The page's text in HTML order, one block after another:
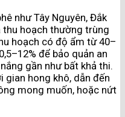
như Tây Nguyên, Đắk
thu hoạch thường trùng
hoạch có độ ẩm từ 40–
để bảo quản an
gần như bất khả thi.
gian hong khô, dẫn đến
mong muốn, hoặc nứt